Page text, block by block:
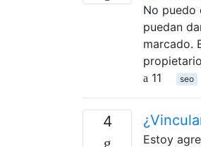
No puedo
puedan
marcado.
11
seo
4
Estoy